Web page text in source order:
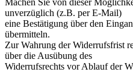
unverzüglich (z.B. per E-Mail)
eine Bestätigung über den
übermitteln.
Zur Wahrung der Widerrufsfrist
über die Ausübung des
Widerrufsrechts vor Ablauf der